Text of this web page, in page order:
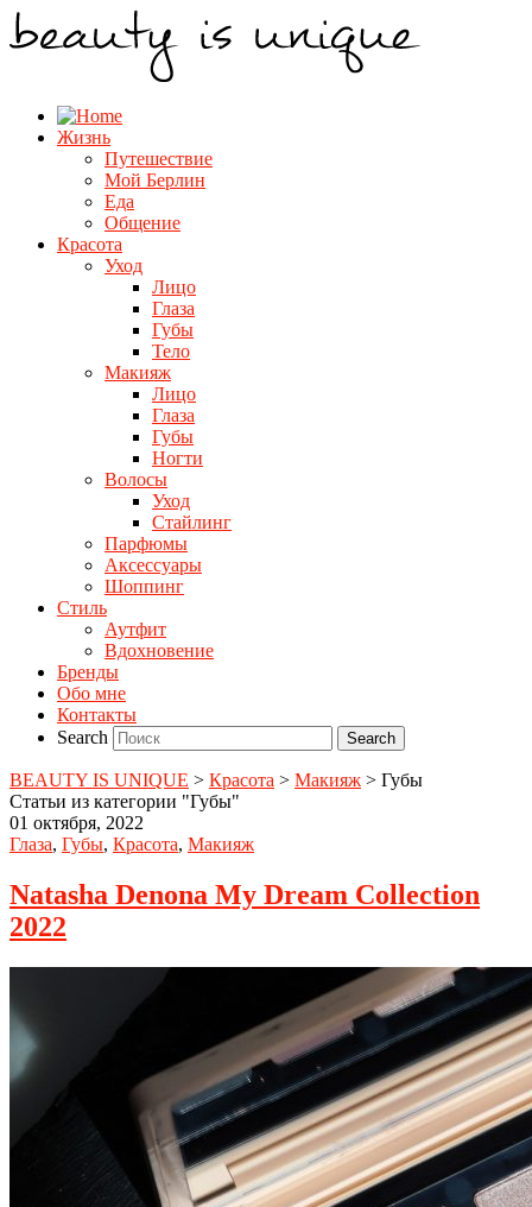
Жизнь
Путешествие
Мой Берлин
Еда
Общение
Красота
Уход
Лицо
Глаза
Губы
Тело
Макияж
Лицо
Глаза
Губы
Ногти
Волосы
Уход
Стайлинг
Парфюмы
Аксессуары
Шоппинг
Стиль
Аутфит
Вдохновение
Бренды
Обо мне
Контакты
Search
BEAUTY IS UNIQUE > Красота > Макияж > Губы
Статьи из категории "Губы"
01 октября, 2022
Глаза, Губы, Красота, Макияж
Natasha Denona My Dream Collection
2022